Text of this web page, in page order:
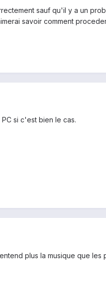
sauf qu'il y a un
savoir comment
si c'est bien le cas.
plus la musique que les